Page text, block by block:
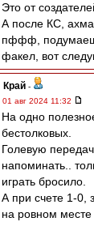
Это от
А после КС,
пффф,
факел, вот
Край -
01 авг 2024 11:32
На одно
бестолковых.
Голевую
напоминать..
играть бросило.
А при счете 1-0,
на ровном